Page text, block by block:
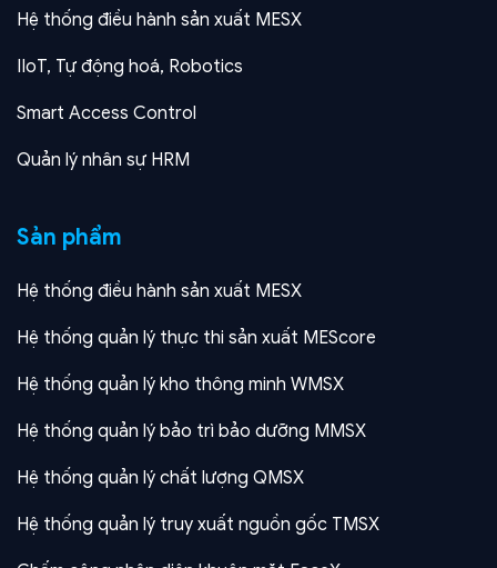
Hệ thống điều hành sản xuất MESX
IIoT, Tự động hoá, Robotics
Smart Access Control
Quản lý nhân sự HRM
Sản phẩm
Hệ thống điều hành sản xuất MESX
Hệ thống quản lý thực thi sản xuất MEScore
Hệ thống quản lý kho thông minh WMSX
Hệ thống quản lý bảo trì bảo dưỡng MMSX
Hệ thống quản lý chất lượng QMSX
Hệ thống quản lý truy xuất nguồn gốc TMSX